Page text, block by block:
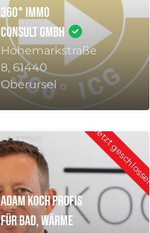
Consult GmbH
Hohemarkstraße
8, 61440
Oberursel
Jetzt geschlossen
Adam Koch Profis
für Bad, Wärme
und Fliesen